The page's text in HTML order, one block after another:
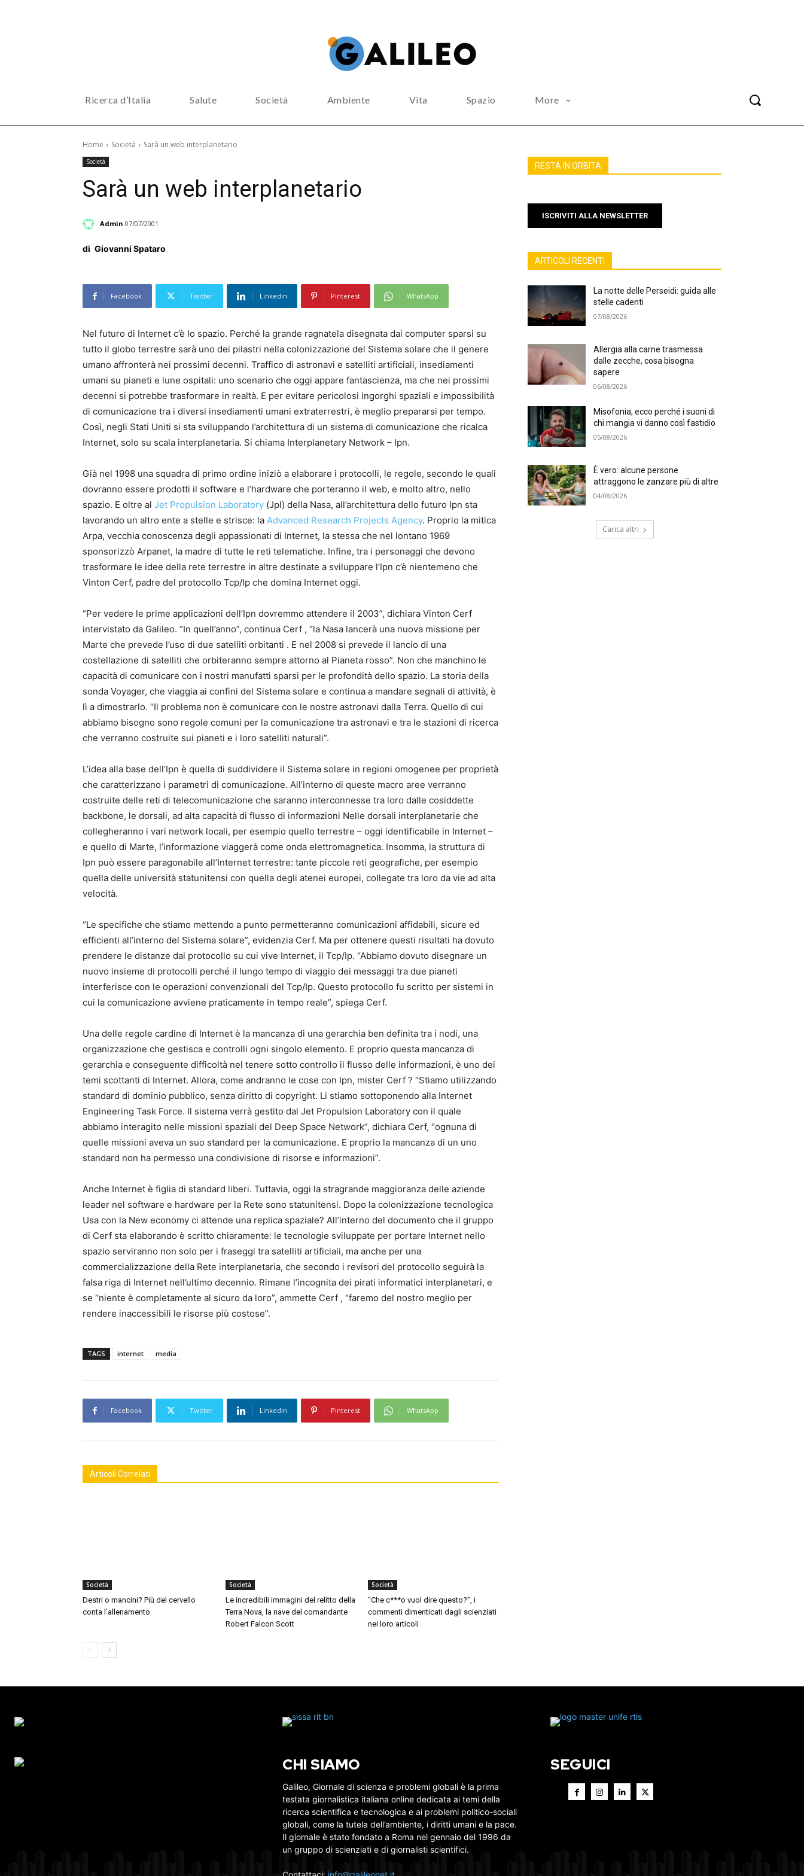
Ricerca d’Italia Salute Società Ambiente Vita Spazio More
Home Società Sarà un web interplanetario
Società
Sarà un web interplanetario
Admin 07/07/2001
di Giovanni Spataro
Facebook Twitter Linkedin Pinterest WhatsApp
Nel futuro di Internet c’è lo spazio. Perché la grande ragnatela disegnata dai computer sparsi su
tutto il globo terrestre sarà uno dei pilastri nella colonizzazione del Sistema solare che il genere
umano affronterà nei prossimi decenni. Traffico di astronavi e satelliti artificiali, insediamenti
umani su pianeti e lune ospitali: uno scenario che oggi appare fantascienza, ma che nei prossimi
decenni si potrebbe trasformare in realtà. E per evitare pericolosi ingorghi spaziali e impossibilità
di comunicazione tra i diversi insediamenti umani extraterrestri, è meglio prepararsi per tempo.
Così, negli Stati Uniti si sta sviluppando l’architettura di un sistema di comunicazione che ricalca
Internet, solo su scala interplanetaria. Si chiama Interplanetary Network – Ipn.
Già nel 1998 una squadra di primo ordine iniziò a elaborare i protocolli, le regole, secondo le quali
dovranno essere prodotti il software e l’hardware che porteranno il web, e molto altro, nello
spazio. E oltre al Jet Propulsion Laboratory (Jpl) della Nasa, all’architettura dello futuro Ipn sta
lavorando un altro ente a stelle e strisce: la Advanced Research Projects Agency. Proprio la mitica
Arpa, vecchia conoscenza degli appassionati di Internet, la stessa che nel lontano 1969
sponsorizzò Arpanet, la madre di tutte le reti telematiche. Infine, tra i personaggi che devono
trasformare le idee della rete terrestre in altre destinate a sviluppare l’Ipn c’è nientemeno che
Vinton Cerf, padre del protocollo Tcp/Ip che domina Internet oggi.
“Per vedere le prime applicazioni dell’Ipn dovremmo attendere il 2003”, dichiara Vinton Cerf
intervistato da Galileo. “In quell’anno”, continua Cerf , “la Nasa lancerà una nuova missione per
Marte che prevede l’uso di due satelliti orbitanti . E nel 2008 si prevede il lancio di una
costellazione di satelliti che orbiteranno sempre attorno al Pianeta rosso”. Non che manchino le
capacità di comunicare con i nostri manufatti sparsi per le profondità dello spazio. La storia della
sonda Voyager, che viaggia ai confini del Sistema solare e continua a mandare segnali di attività, è
lì a dimostrarlo. “Il problema non è comunicare con le nostre astronavi dalla Terra. Quello di cui
abbiamo bisogno sono regole comuni per la comunicazione tra astronavi e tra le stazioni di ricerca
che verranno costruite sui pianeti e i loro satelliti naturali”.
L’idea alla base dell’Ipn è quella di suddividere il Sistema solare in regioni omogenee per proprietà
che caratterizzano i parametri di comunicazione. All’interno di queste macro aree verranno
costruite delle reti di telecomunicazione che saranno interconnesse tra loro dalle cosiddette
backbone, le dorsali, ad alta capacità di flusso di informazioni Nelle dorsali interplanetarie che
collegheranno i vari network locali, per esempio quello terrestre – oggi identificabile in Internet –
e quello di Marte, l’informazione viaggerà come onda elettromagnetica. Insomma, la struttura di
Ipn può essere paragonabile all’Internet terrestre: tante piccole reti geografiche, per esempio
quella delle università statunitensi con quella degli atenei europei, collegate tra loro da vie ad alta
velocità.
“Le specifiche che stiamo mettendo a punto permetteranno comunicazioni affidabili, sicure ed
efficienti all’interno del Sistema solare”, evidenzia Cerf. Ma per ottenere questi risultati ha dovuto
prendere le distanze dal protocollo su cui vive Internet, il Tcp/Ip. “Abbiamo dovuto disegnare un
nuovo insieme di protocolli perché il lungo tempo di viaggio dei messaggi tra due pianeti
interferisce con le operazioni convenzionali del Tcp/Ip. Questo protocollo fu scritto per sistemi in
cui la comunicazione avviene praticamente in tempo reale”, spiega Cerf.
Una delle regole cardine di Internet è la mancanza di una gerarchia ben definita tra i nodi, una
organizzazione che gestisca e controlli ogni singolo elemento. E proprio questa mancanza di
gerarchia e conseguente difficoltà nel tenere sotto controllo il flusso delle informazioni, è uno dei
temi scottanti di Internet. Allora, come andranno le cose con Ipn, mister Cerf ? “Stiamo utilizzando
standard di dominio pubblico, senza diritto di copyright. Li stiamo sottoponendo alla Internet
Engineering Task Force. Il sistema verrà gestito dal Jet Propulsion Laboratory con il quale
abbiamo interagito nelle missioni spaziali del Deep Space Network”, dichiara Cerf, “ognuna di
quelle missioni aveva un suo standard per la comunicazione. E proprio la mancanza di un uno
standard non ha permesso una condivisione di risorse e informazioni”.
Anche Internet è figlia di standard liberi. Tuttavia, oggi la stragrande maggioranza delle aziende
leader nel software e hardware per la Rete sono statunitensi. Dopo la colonizzazione tecnologica
Usa con la New economy ci attende una replica spaziale? All’interno del documento che il gruppo
di Cerf sta elaborando è scritto chiaramente: le tecnologie sviluppate per portare Internet nello
spazio serviranno non solo per i fraseggi tra satelliti artificiali, ma anche per una
commercializzazione della Rete interplanetaria, che secondo i revisori del protocollo seguirà la
falsa riga di Internet nell’ultimo decennio. Rimane l’incognita dei pirati informatici interplanetari, e
se “niente è completamente al sicuro da loro”, ammette Cerf , “faremo del nostro meglio per
rendere inaccessibili le risorse più costose”.
TAGS internet media
Facebook Twitter Linkedin Pinterest WhatsApp
Articoli Correlati
Società
Destri o mancini? Più del cervello
conta l’allenamento
Società
Le incredibili immagini del relitto della
Terra Nova, la nave del comandante
Robert Falcon Scott
Società
“Che c***o vuol dire questo?”, i
commenti dimenticati dagli scienziati
nei loro articoli
RESTA IN ORBITA
ISCRIVITI ALLA NEWSLETTER
ARTICOLI RECENTI
La notte delle Perseidi: guida alle
stelle cadenti
07/08/2026
Allergia alla carne trasmessa
dalle zecche, cosa bisogna
sapere
06/08/2026
Misofonia, ecco perché i suoni di
chi mangia vi danno così fastidio
05/08/2026
È vero: alcune persone
attraggono le zanzare più di altre
04/08/2026
Carica altri
CHI SIAMO
Galileo, Giornale di scienza e problemi globali è la prima
testata giornalistica italiana online dedicata ai temi della
ricerca scientifica e tecnologica e ai problemi politico-sociali
globali, come la tutela dell’ambiente, i diritti umani e la pace.
Il giornale è stato fondato a Roma nel gennaio del 1996 da
un gruppo di scienziati e di giornalisti scientifici.
SEGUICI